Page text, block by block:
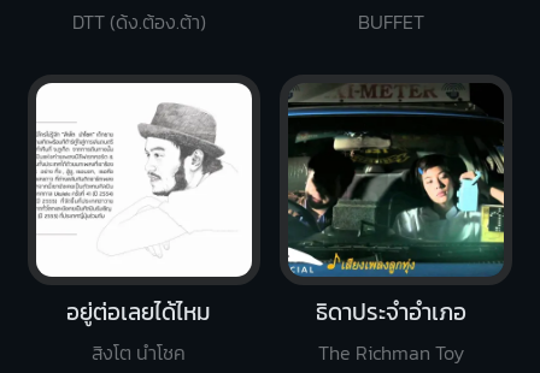
DTT (ด้ง.ต้อง.ต้า) BUFFET
อยู่ต่อเลยได้ไหม
สิงโต นำโชค
ธิดาประจำอำเภอ
The Richman Toy